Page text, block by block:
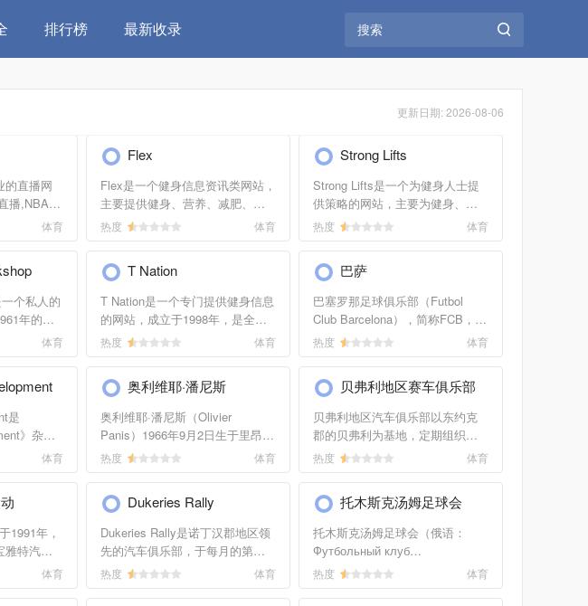
排行榜 最新收录
更新日期: 2026-08-06
的直播网
播,NBA直
育赛事直
体育
Flex
Flex是一个健身信息资讯类网站，
主要提供健身、营养、减肥、训
练等方面的资讯和专家建议，通
衡。比较有趣的一个板块是明星
运动员资讯。
热度 体育
Strong Lifts
Strong Lifts是一个为健身人士提
供策略的网站，主要为健身、减
肥人士提供详细的健身说明，只
品等来一步步达到健身和塑形的
效果。主要是坚持使用5×5的训练
方法达到。
热度 体育
个私人的
年的
创建于
享和总
、营
减肥方
械等。
体育
T Nation
T Nation是一个专门提供健身信息
的网站，成立于1998年，是全球
很受欢迎的健身类网站，主要提
及论坛。此外，还包括一个健身
相关产品商城的频道，产品包括
健身类的器材、补给品、书籍和
衣服等。
热度 体育
巴萨
巴塞罗那足球俱乐部（Futbol
Club Barcelona），简称FCB，广
*们称为巴塞罗那（Barcelona）、
罗那，1899年由Joan Gamper领
导下，与瑞士、英格兰、西班牙
的球队联合创立，在欧洲以及世
界范围是是数一数二的足球俱乐
部。
热度 体育
是
》杂志
健身和营体育
奥利维耶·潘尼斯
奥利维耶·潘尼斯（Olivier
Panis）1966年9月2日生于里昂，
是法国著名的赛车手。潘尼斯
1994年德国大奖赛上他取得了第2
名的好成绩，全年获得9个积分，
排在积分榜第11位。1995年他的
表现更为出色，在1995年澳大利
亚大奖赛上又获得了亚军，全年
热度 体育
贝弗利地区赛车俱乐部
贝弗利地区汽车俱乐部以东约克
郡的贝弗利为基地，定期组织各
种形式的汽车赛事和活动，定期
细信息，及相关链接。
热度 体育
1991年，
雅特汽车
范围扩展体育
Dukeries Rally
Dukeries Rally是诺丁汉郡地区领
先的汽车俱乐部，于每月的第二
个和第四个周二举行*。该俱乐部
热度 体育
托木斯克汤姆足球会
托木斯克汤姆足球会（俄语：
Футбольный клуб
Томь（Томск），拉丁化：FC
热度 体育